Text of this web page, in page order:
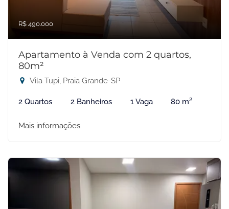
R$ 490.000
Apartamento à Venda com 2 quartos,
80m²
Vila Tupi, Praia Grande-SP
2 Quartos 2 Banheiros 1 Vaga 80 m²
Mais informações